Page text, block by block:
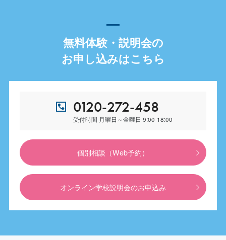
無料体験・説明会の
お申し込みはこちら
0120-272-458
受付時間 月曜日～金曜日 9:00-18:00
個別相談（Web予約）
オンライン学校説明会のお申込み